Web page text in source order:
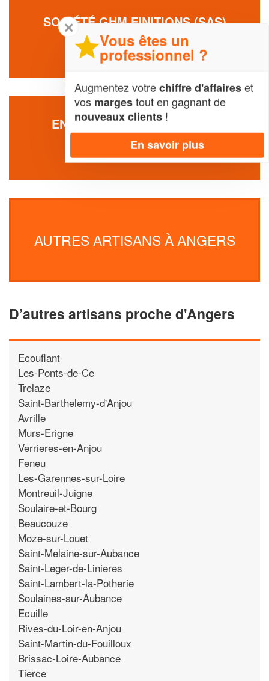
SOCIÉTÉ GHM FINITIONS (SAS)
30 Rue Du Colonel Leon Faye
49100 Angers
ENTREPRISE SAUSER DAVID
Bd Resistance Et Deportation
49000 Angers
AUTRES ARTISANS À ANGERS
D’autres artisans proche d'Angers
Ecouflant
Les-Ponts-de-Ce
Trelaze
Saint-Barthelemy-d'Anjou
Avrille
Murs-Erigne
Verrieres-en-Anjou
Feneu
Les-Garennes-sur-Loire
Montreuil-Juigne
Soulaire-et-Bourg
Beaucouze
Moze-sur-Louet
Saint-Melaine-sur-Aubance
Saint-Leger-de-Linieres
Saint-Lambert-la-Potherie
Soulaines-sur-Aubance
Ecuille
Rives-du-Loir-en-Anjou
Saint-Martin-du-Fouilloux
Brissac-Loire-Aubance
Tierce
✕
Vous êtes un
professionnel ?
Augmentez votrechiffre d'affaireset
vos margestout en gagnant de
nouveaux clients !
En savoir plus